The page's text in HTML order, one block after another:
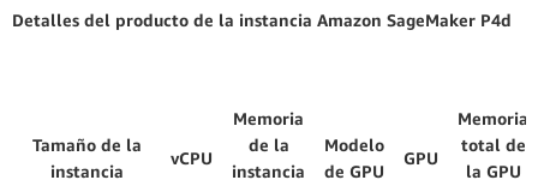
Detalles del producto de la instancia Amazon SageMaker P4d
Tamaño de la
instancia
vCPU
Memoria
de la
instancia
Modelo
de GPU
GPU
Memoria
total de
la GPU